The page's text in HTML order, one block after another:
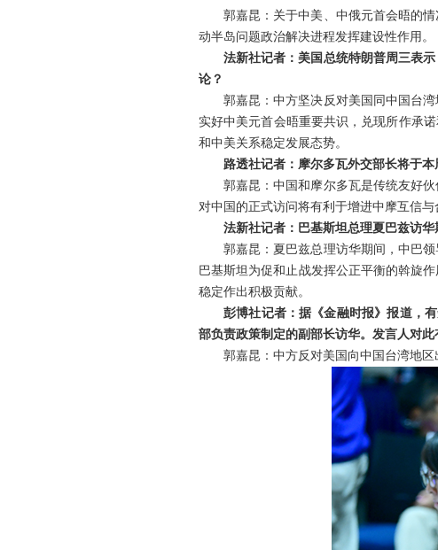
郭嘉昆：关于中美、中俄元首会晤的
动半岛问题政治解决进程发挥建设性作用。
法新社记者：美国总统特朗普周三表
论？
郭嘉昆：中方坚决反对美国同中国台
实好中美元首会晤重要共识，兑现所作承
和中美关系稳定发展态势。
路透社记者：摩尔多瓦外交部长将于
郭嘉昆：中国和摩尔多瓦是传统友好
对中国的正式访问将有利于增进中摩互信与
法新社记者：巴基斯坦总理夏巴兹访
郭嘉昆：夏巴兹总理访华期间，中巴
巴基斯坦为促和止战发挥公正平衡的斡旋
稳定作出积极贡献。
彭博社记者：据《金融时报》报道，
部负责政策制定的副部长访华。发言人对此
郭嘉昆：中方反对美国向中国台湾地